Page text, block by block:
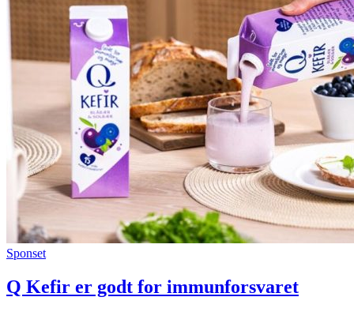
Sponset
Q Kefir er godt for immunforsvaret